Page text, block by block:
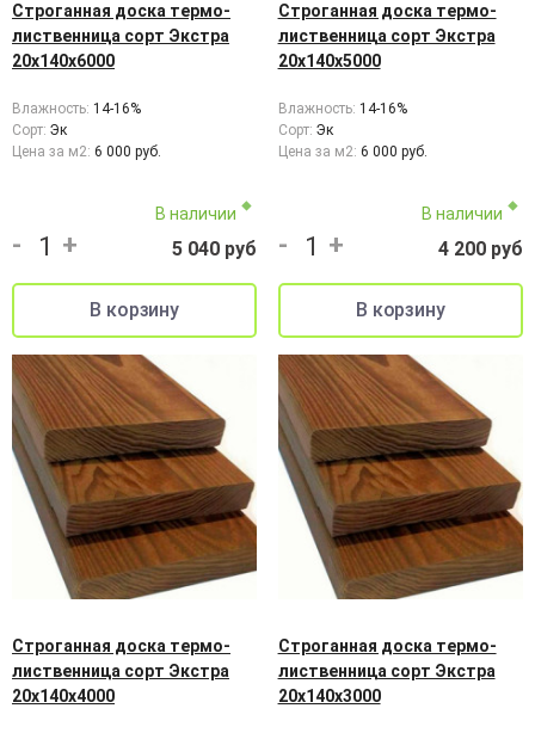
Строганная доска термо-
лиственница сорт Экстра
20х140х6000
Влажность: 14-16%
Сорт: Эк
Цена за м2: 6 000 руб.
В наличии
- + 5 040 руб
Строганная доска термо-
лиственница сорт Экстра
20х140х5000
Влажность: 14-16%
Сорт: Эк
Цена за м2: 6 000 руб.
В наличии
- + 4 200 руб
Строганная доска термо-
лиственница сорт Экстра
20х140х4000
Строганная доска термо-
лиственница сорт Экстра
20х140х3000